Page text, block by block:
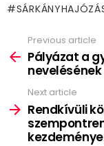
more
Previous article
Pályázat a
Next article
Rendkívüli